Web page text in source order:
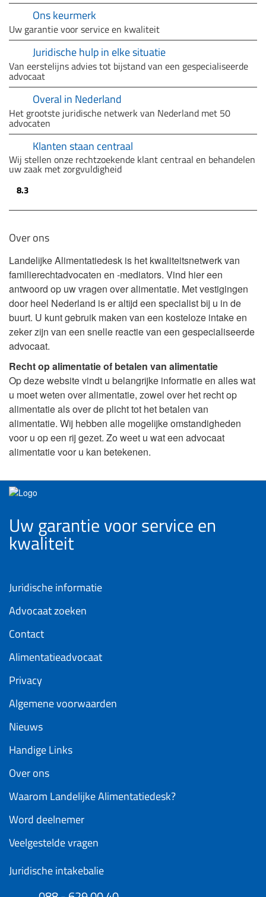
Ons keurmerk
Uw garantie voor service en kwaliteit
Juridische hulp in elke situatie
Van eerstelijns advies tot bijstand van een gespecialiseerde
advocaat
Overal in Nederland
Het grootste juridische netwerk van Nederland met 50
advocaten
Klanten staan centraal
Wij stellen onze rechtzoekende klant centraal en behandelen
uw zaak met zorgvuldigheid
8.3
Over ons
Landelijke Alimentatiedesk is het kwaliteitsnetwerk van
familierechtadvocaten en -mediators. Vind hier een
antwoord op uw vragen over alimentatie. Met vestigingen
door heel Nederland is er altijd een specialist bij u in de
buurt. U kunt gebruik maken van een kosteloze intake en
zeker zijn van een snelle reactie van een gespecialiseerde
advocaat.
Recht op alimentatie of betalen van alimentatie
Op deze website vindt u belangrijke informatie en alles wat
u moet weten over alimentatie, zowel over het recht op
alimentatie als over de plicht tot het betalen van
alimentatie. Wij hebben alle mogelijke omstandigheden
voor u op een rij gezet. Zo weet u wat een advocaat
alimentatie voor u kan betekenen.
Uw garantie voor service en
kwaliteit
Juridische informatie
Advocaat zoeken
Contact
Alimentatieadvocaat
Privacy
Algemene voorwaarden
Nieuws
Handige Links
Over ons
Waarom Landelijke Alimentatiedesk?
Word deelnemer
Veelgestelde vragen
Juridische intakebalie